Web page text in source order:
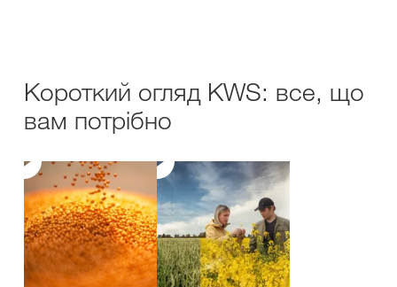
Короткий огляд KWS: все, що
вам потрібно